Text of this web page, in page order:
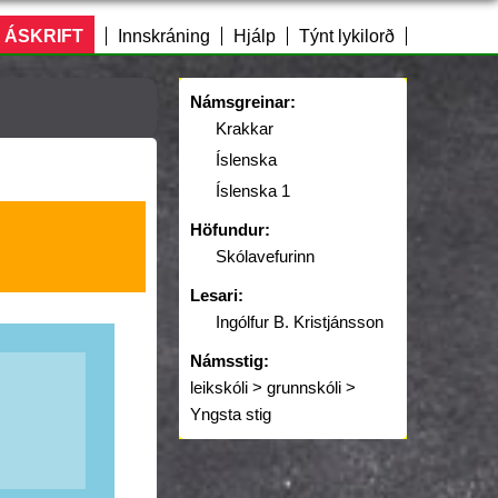
ÁSKRIFT Innskráning Hjálp Týnt lykilorð
Námsgreinar:
Krakkar
Íslenska
Íslenska 1
Höfundur:
Skólavefurinn
Lesari:
Ingólfur B. Kristjánsson
Námsstig:
leikskóli > grunnskóli >
Yngsta stig